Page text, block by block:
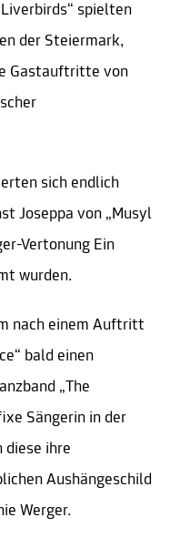
spielten
der Steiermark,
Gastauftritte von
sich endlich
Joseppa von „Musyl
Vertonung Ein
wurden.
nach einem Auftritt
bald einen
„The
Sängerin in der
diese ihre
Aushängeschild
Werger.